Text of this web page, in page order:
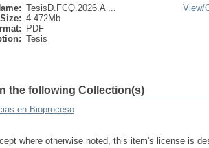
TesisD.FCQ.2026.A ...
Size: 4.472Mb
PDF
Tesis
View/
the following Collection(s)
en Bioproceso
where otherwise noted, this item's license is